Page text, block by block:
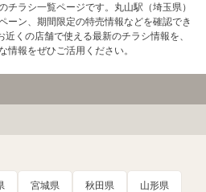
チラシ一覧ページです。丸山駅（埼玉県）
ーン、期間限定の特売情報などを確認でき
くの店舗で使える最新のチラシ情報を、
情報をぜひご活用ください。
宮城県 秋田県 山形県